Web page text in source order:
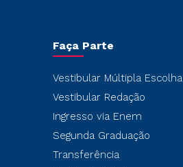
Faça Parte
Vestibular Múltipla Escolha
Vestibular Redação
Ingresso via Enem
Segunda Graduação
Transferência